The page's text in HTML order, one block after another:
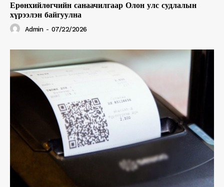
Ерөнхийлөгчийн санаачилгаар Олон улс судлалын
хүрээлэн байгуулна
Admin - 07/22/2026